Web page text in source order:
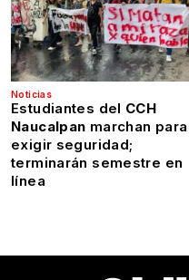
Noticias
Estudiantes del CCH
Naucalpan marchan para
exigir seguridad;
terminarán semestre en
línea